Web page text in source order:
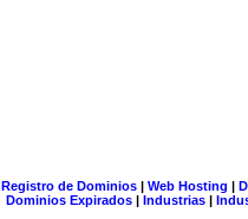
Registro de Dominios| Web Hosting |
Dominios Expirados | Industrias |